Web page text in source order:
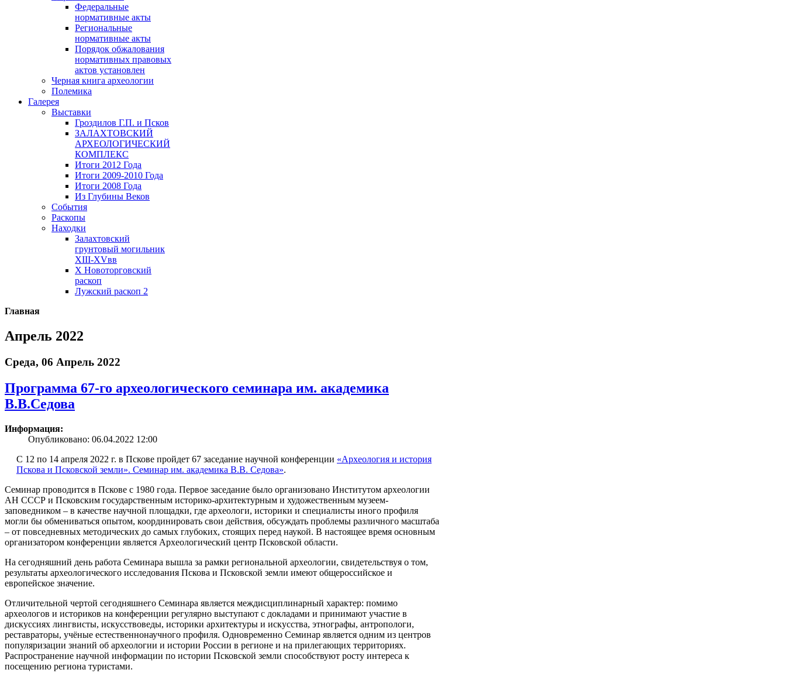
Федеральные
нормативные акты
Региональные
нормативные акты
Порядок обжалования
нормативных правовых
актов установлен
Черная книга археологии
Полемика
Галерея
Выставки
Гроздилов Г.П. и Псков
ЗАЛАХТОВСКИЙ
АРХЕОЛОГИЧЕСКИЙ
КОМПЛЕКС
Итоги 2012 Года
Итоги 2009-2010 Года
Итоги 2008 Года
Из Глубины Веков
События
Раскопы
Находки
Залахтовский
грунтовый могильник
XIII-XVвв
X Новоторговский
раскоп
Лужский раскоп 2
Главная
Апрель 2022
Среда, 06 Апрель 2022
Программа 67-го археологического семинара им. академика
В.В.Седова
Информация:
Опубликовано: 06.04.2022 12:00
С 12 по 14 апреля 2022 г. в Пскове пройдет 67 заседание научной конференции «Археология и история
Пскова и Псковской земли». Семинар им. академика В.В. Седова».
Семинар проводится в Пскове с 1980 года. Первое заседание было организовано Институтом археологии
АН СССР и Псковским государственным историко-архитектурным и художественным музеем-
заповедником – в качестве научной площадки, где археологи, историки и специалисты иного профиля
могли бы обмениваться опытом, координировать свои действия, обсуждать проблемы различного масштаба
– от повседневных методических до самых глубоких, стоящих перед наукой. В настоящее время основным
организатором конференции является Археологический центр Псковской области.
На сегодняшний день работа Семинара вышла за рамки региональной археологии, свидетельствуя о том,
результаты археологического исследования Пскова и Псковской земли имеют общероссийское и
европейское значение.
Отличительной чертой сегодняшнего Семинара является междисциплинарный характер: помимо
археологов и историков на конференции регулярно выступают с докладами и принимают участие в
дискуссиях лингвисты, искусствоведы, историки архитектуры и искусства, этнографы, антропологи,
реставраторы, учёные естественнонаучного профиля. Одновременно Семинар является одним из центров
популяризации знаний об археологии и истории России в регионе и на прилегающих территориях.
Распространение научной информации по истории Псковской земли способствуют росту интереса к
посещению региона туристами.